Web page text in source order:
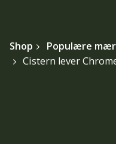
Shop Populære
Cistern lever